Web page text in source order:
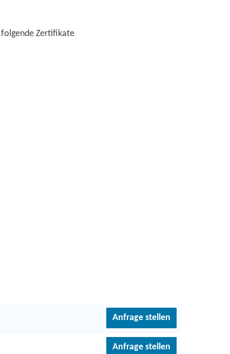
folgende Zertifikate
Anfrage stellen
Anfrage stellen